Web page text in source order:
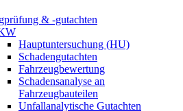
& -gutachten
Hauptuntersuchung (HU)
Schadengutachten
Fahrzeugbewertung
Schadensanalyse an
Fahrzeugbauteilen
Unfallanalytische Gutachten